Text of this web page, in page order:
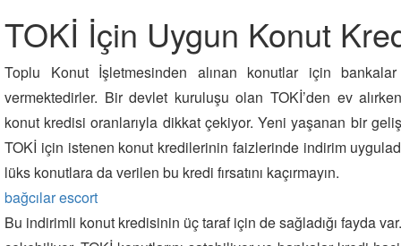
TOKİ İçin Uygun Konut
Toplu Konut İşletmesinden alınan konutlar için
vermektedirler. Bir devlet kuruluşu olan TOKİ’den ev
konut kredisi oranlarıyla dikkat çekiyor. Yeni yaşanan bir
TOKİ için istenen konut kredilerinin faizlerinde indirim
lüks konutlara da verilen bu kredi fırsatını kaçırmayın.
bağcılar escort
Bu indirimli konut kredisinin üç taraf için de sağladığı fayda